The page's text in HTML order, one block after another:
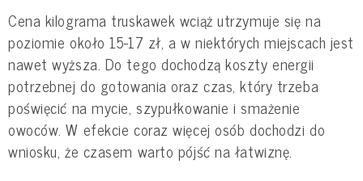
Cena kilograma truskawek wciąż utrzymuje się na
poziomie około 15-17 zł, a w niektórych miejscach jest
nawet wyższa. Do tego dochodzą koszty energii
potrzebnej do gotowania oraz czas, który trzeba
poświęcić na mycie, szypułkowanie i smażenie
owoców. W efekcie coraz więcej osób dochodzi do
wniosku, że czasem warto pójść na łatwiznę.